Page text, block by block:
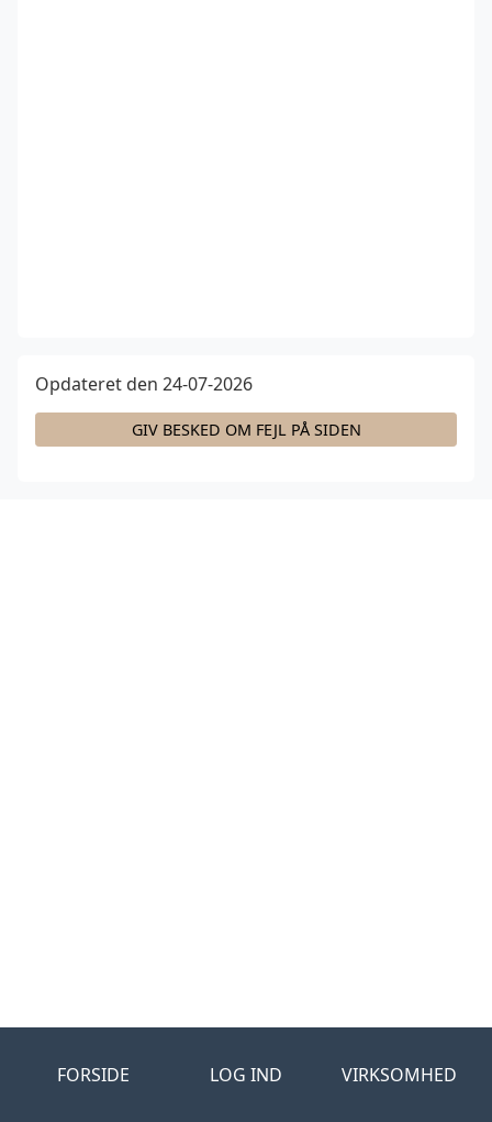
Opdateret den 24-07-2026
GIV BESKED OM FEJL PÅ SIDEN
FORSIDE LOG IND VIRKSOMHED